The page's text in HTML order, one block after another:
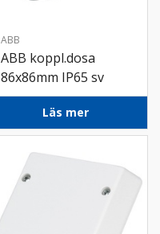
ABB
ABB koppl.dosa
86x86mm IP65 sv
Läs mer